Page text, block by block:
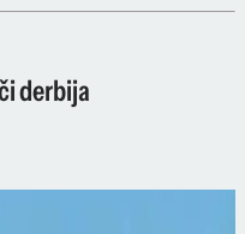
derbija